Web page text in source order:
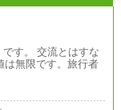
す。 交流とはすな
は無限です。旅行者